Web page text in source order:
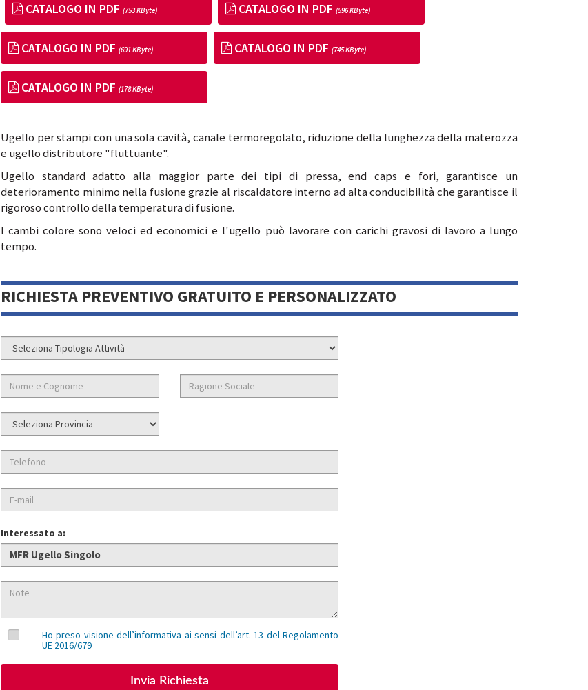
CATALOGO IN PDF (753 KByte) CATALOGO IN PDF (596 KByte)
CATALOGO IN PDF (691 KByte) CATALOGO IN PDF (745 KByte)
CATALOGO IN PDF (178 KByte)
Ugello per stampi con una sola cavità, canale termoregolato, riduzione della lunghezza della materozza
e ugello distributore "fluttuante".
Ugello standard adatto alla maggior parte dei tipi di pressa, end caps e fori, garantisce un
deterioramento minimo nella fusione grazie al riscaldatore interno ad alta conducibilità che garantisce il
rigoroso controllo della temperatura di fusione.
I cambi colore sono veloci ed economici e l'ugello può lavorare con carichi gravosi di lavoro a lungo
tempo.
RICHIESTA PREVENTIVO GRATUITO E PERSONALIZZATO
Interessato a:
Ho preso visione dell’informativa ai sensi dell’art. 13 del Regolamento
UE 2016/679